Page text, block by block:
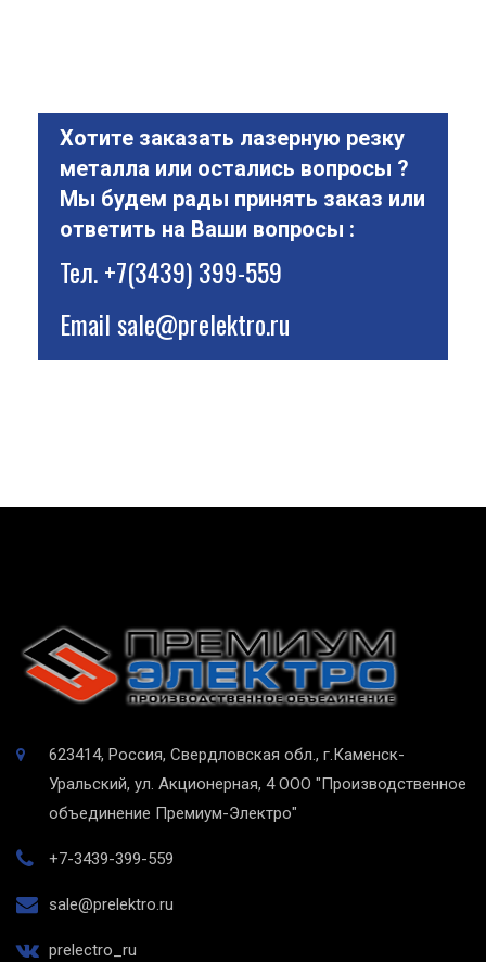
Хотите заказать лазерную резку
металла или остались вопросы ?
Мы будем рады принять заказ или
ответить на Ваши вопросы :
Тел.+7(3439) 399-559
Emailsale@prelektro.ru
623414, Россия, Свердловская обл., г.Каменск-
Уральский, ул. Акционерная, 4 ООО "Производственное
объединение Премиум-Электро"
+7-3439-399-559
sale@prelektro.ru
prelectro_ru